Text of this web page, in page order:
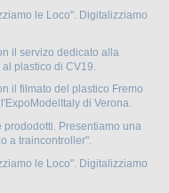
le Loco". Digitalizziamo
il servizo dedicato alla
plastico di CV19.
il filmato del plastico Fremo
di Verona.
Presentiamo una
a traincontroller".
le Loco". Digitalizziamo